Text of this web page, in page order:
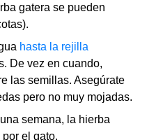
gatera se pueden
hasta la rejilla
De vez en cuando,
las semillas. Asegúrate
pero no muy mojadas.
semana, la hierba
el gato.